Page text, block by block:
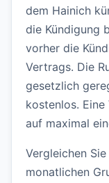
dem Hainich
die Kündigung
vorher die
Vertrags. Die
gesetzlich
kostenlos.
auf maximal
Vergleichen
monatlichen